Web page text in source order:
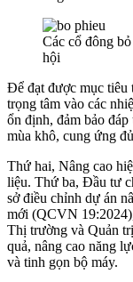
Các cổ đông
hội
Để đạt được mục tiêu
trọng tâm vào các
ổn định, đảm bảo
mùa khô, cung ứng
Thứ hai, Nâng cao
liệu. Thứ ba, Đầu tư
sở điều chỉnh dự án
mới (QCVN
Thị trường và Quản
quả, nâng cao năng
và tinh gọn bộ máy.